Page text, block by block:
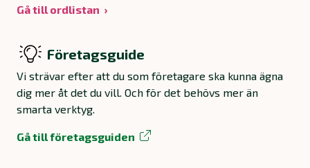
Gå till ordlistan
Företagsguide
Vi strävar efter att du som företagare ska kunna ägna
dig mer åt det du vill. Och för det behövs mer än
smarta verktyg.
Gå till företagsguiden